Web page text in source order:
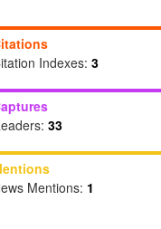
Indexes: 3
33
Mentions: 1